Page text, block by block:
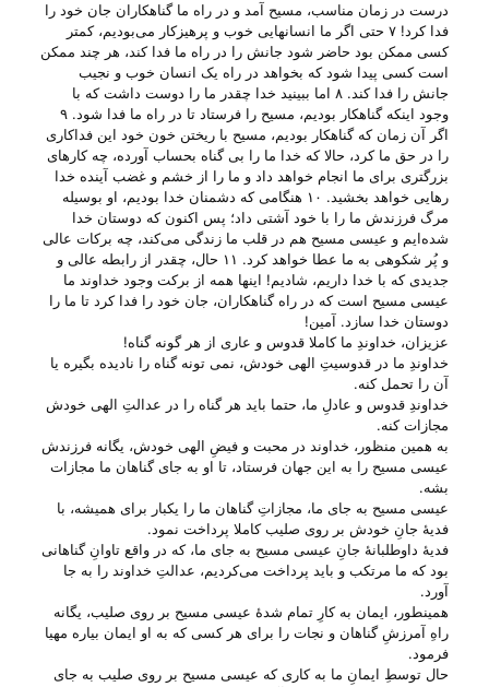
درست در زمان مناسب، مسیح آمد و در راه ما گناهکاران جان خود را
فدا کرد! ۷ حتی اگر ما انسانهایی خوب و پرهیزکار می‌بودیم، کمتر
کسی ممکن بود حاضر شود جانش را در راه ما فدا کند، هر چند ممکن
است کسی پیدا شود که بخواهد در راه یک انسان خوب و نجیب
جانش را فدا کند. ۸ اما ببینید خدا چقدر ما را دوست داشت که با
وجود اینکه گناهکار بودیم، مسیح را فرستاد تا در راه ما فدا شود. ۹
اگر آن زمان که گناهکار بودیم، مسیح با ریختن خون خود این فداکاری
را در حق ما کرد، حالا که خدا ما را بی گناه بحساب آورده، چه کارهای
بزرگتری برای ما انجام خواهد داد و ما را از خشم و غضب آینده خدا
رهایی خواهد بخشید. ۱۰ هنگامی که دشمنان خدا بودیم، او بوسیله
مرگ فرزندش ما را با خود آشتی داد؛ پس اکنون که دوستان خدا
شده‌ایم و عیسی مسیح هم در قلب ما زندگی می‌کند، چه برکات عالی
و پُر شکوهی به ما عطا خواهد کرد. ۱۱ حال، چقدر از رابطه عالی و
جدیدی که با خدا داریم، شادیم! اینها همه از برکت وجود خداوند ما
عیسی مسیح است که در راه گناهکاران، جان خود را فدا کرد تا ما را
دوستان خدا سازد. آمین!
عزیزان، خداوندِ ما کاملا قدوس و عاری از هر گونه گناه!
خداوندِ ما در قدوسیتِ الهی خودش، نمی تونه گناه را نادیده بگیره یا
آن را تحمل کنه.
خداوندِ قدوس و عادلِ ما، حتما باید هر گناه را در عدالتِ الهی خودش
مجازات کنه.
به همین منظور، خداوند در محبت و فیضِ الهی خودش، یگانه فرزندش
عیسی مسیح را به این جهان فرستاد، تا او به جای گناهان ما مجازات
بشه.
عیسی مسیح به جای ما، مجازاتِ گناهان ما را یکبار برای همیشه، با
فدیهٔ جانِ خودش بر روی صلیب کاملا پرداخت نمود.
فدیهٔ داوطلبانهٔ جانِ عیسی مسیح به جای ما، که در واقع تاوانِ گناهانی
بود که ما مرتکب و باید پرداخت می‌‌کردیم، عدالتِ خداوند را به جا
آورد.
همینطور، ایمان به کارِ تمام شدهٔ عیسی مسیح بر روی صلیب، یگانه
راهِ آمرزشِ گناهان و نجات را برای هر کسی که به او ایمان بیاره مهیا
فرمود.
حال توسطِ ایمانِ ما به کاری که عیسی مسیح بر روی صلیب به جای